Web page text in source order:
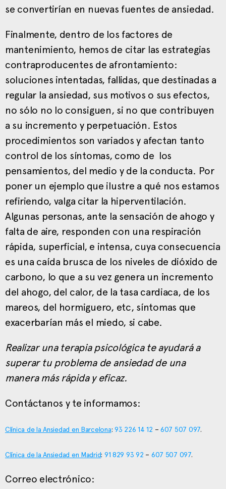
se convertirían en nuevas fuentes de ansiedad.
Finalmente, dentro de los factores de
mantenimiento, hemos de citar las estrategias
contraproducentes de afrontamiento:
soluciones intentadas, fallidas, que destinadas a
regular la ansiedad, sus motivos o sus efectos,
no sólo no lo consiguen, si no que contribuyen
a su incremento y perpetuación. Estos
procedimientos son variados y afectan tanto
control de los síntomas, como de los
pensamientos, del medio y de la conducta. Por
poner un ejemplo que ilustre a qué nos estamos
refiriendo, valga citar la hiperventilación.
Algunas personas, ante la sensación de ahogo y
falta de aire, responden con una respiración
rápida, superficial, e intensa, cuya consecuencia
es una caída brusca de los niveles de dióxido de
carbono, lo que a su vez genera un incremento
del ahogo, del calor, de la tasa cardiaca, de los
mareos, del hormiguero, etc, síntomas que
exacerbarían más el miedo, si cabe.
Realizar una terapia psicológica te ayudará a
superar tu problema de ansiedad de una
manera más rápida y eficaz.
Contáctanos y te informamos:
Clínica de la Ansiedad en Barcelona:93 226 14 12 – 607 507 097.
Clínica de la Ansiedad en Madrid: 91 829 93 92 – 607 507 097.
Correo electrónico: